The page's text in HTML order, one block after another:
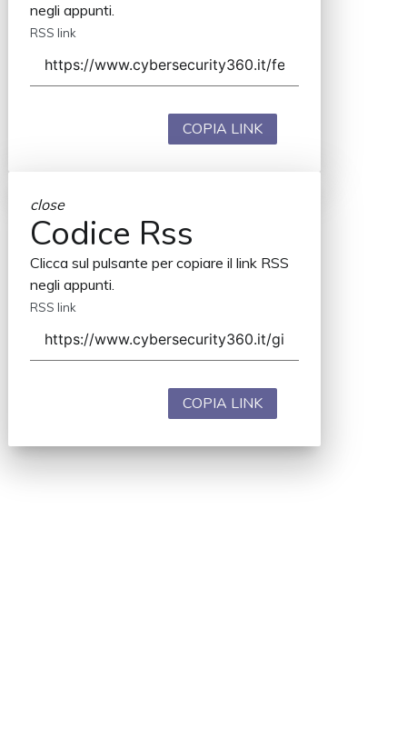
negli appunti.
RSS link
COPIA LINK
close
Codice Rss
Clicca sul pulsante per copiare il link RSS
negli appunti.
RSS link
COPIA LINK